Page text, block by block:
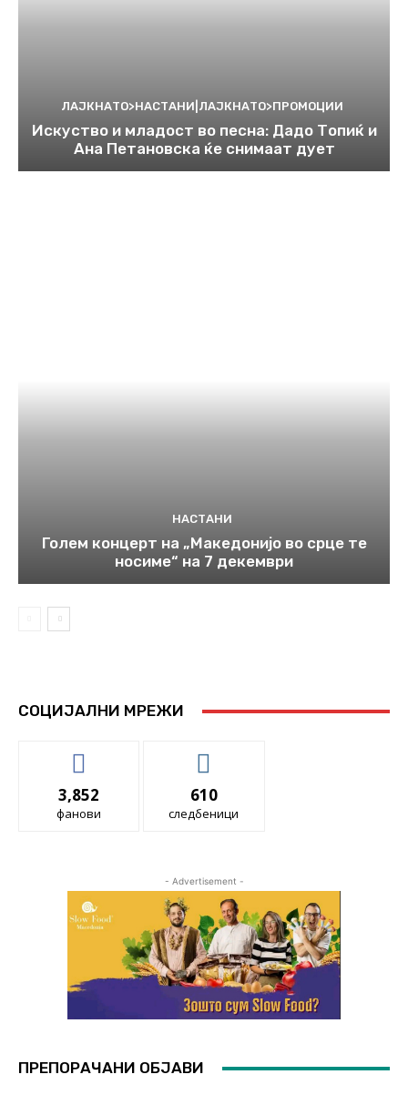
ЛАЈКНАТО>НАСТАНИ|ЛАЈКНАТО>ПРОМОЦИИ
Искуство и младост во песна: Дадо Топиќ и
Ана Петановска ќе снимаат дует
НАСТАНИ
Голем концерт на „Македонијо во срце те
носиме“ на 7 декември
СОЦИЈАЛНИ МРЕЖИ
3,852
фанови
610
следбеници
- Advertisement -
ПРЕПОРАЧАНИ ОБЈАВИ